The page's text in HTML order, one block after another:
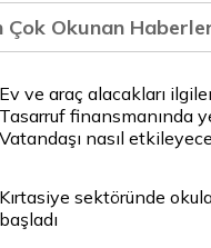
Çok Okunan
Ev ve araç alacakları
Tasarruf finansmanında
Vatandaşı nasıl
Kırtasiye sektöründe
başladı